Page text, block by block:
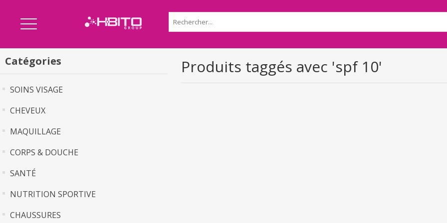
Catégories
SOINS VISAGE
CHEVEUX
MAQUILLAGE
CORPS & DOUCHE
SANTÉ
NUTRITION SPORTIVE
CHAUSSURES
Produits taggés avec 'spf 10'